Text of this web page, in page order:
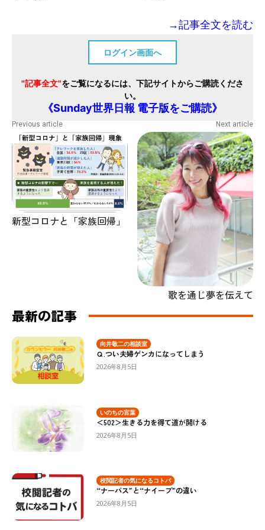
→記事全文を読む
ログイン画面へ
"記事全文"をご覧になるには、下記サイトからご購読くださ
い。
《Sunday世界日報 電子版をご購読》
Previous article
新型コロナと「家族回帰」
Next article
歌を通じ夢を伝えて
最新の記事
向井敬二の相談室
Ｑ.つい夫婦ゲンカになってしまう
2026年8月5日
いのちの言葉
＜502＞生きる力を得て道が開ける
2026年8月5日
校閲記者の気になるコトバ
“ナーバス”と“ナイーブ”の違い
2026年8月5日